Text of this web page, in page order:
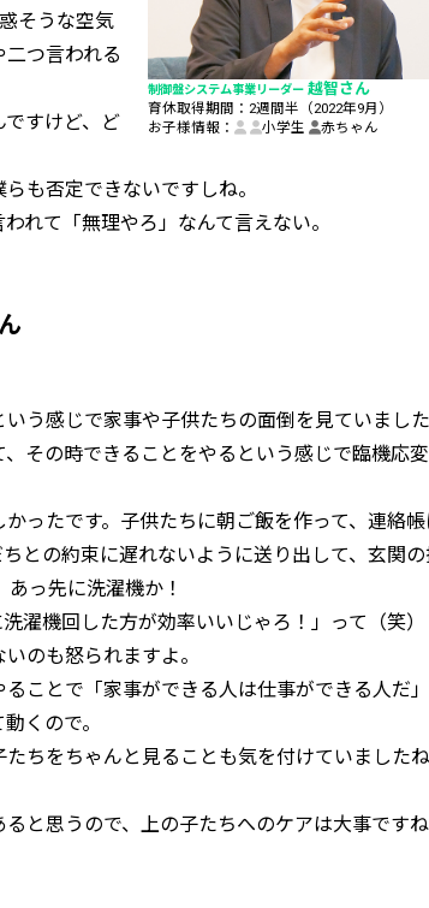
制御盤システム事業リーダー 越智さん
育休取得期間： 2週間半（2022年9月）
お子様情報：
小学生 赤ちゃん
そうな空気
つ言われる
すけど、ど
も否定できないですしね。
れて「無理やろ」なんて言えない。
う感じで家事や子供たちの面倒を見ていました
その時できることをやるという感じで臨機応
ったです。子供たちに朝ご飯を作って、連絡
との約束に遅れないように送り出して、玄関の
っ先に洗濯機か！
濯機回した方が効率いいじゃろ！」って（笑）
のも怒られますよ。
ことで「家事ができる人は仕事ができる人だ
くので。
ちをちゃんと見ることも気を付けていましたね
と思うので、上の子たちへのケアは大事ですね